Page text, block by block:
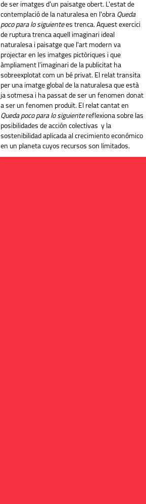
de ser imatges d'un paisatge obert. L'estat de
contemplació de la naturalesa en l'obra Queda
poco para lo siguiente es trenca. Aquest exercici
de ruptura trenca aquell imaginari ideal
naturalesa i paisatge que l'art modern va
projectar en les imatges pictòriques i que
àmpliament l'imaginari de la publicitat ha
sobreexplotat com un bé privat. El relat transita
per una imatge global de la naturalesa que està
ja sotmesa i ha passat de ser un fenomen donat
a ser un fenomen produït. El relat cantat en
Queda poco para lo siguientereflexiona sobre las
posibilidades de acción colectivas y la
sostenibilidad aplicada al crecimiento económico
en un planeta cuyos recursos son limitados.